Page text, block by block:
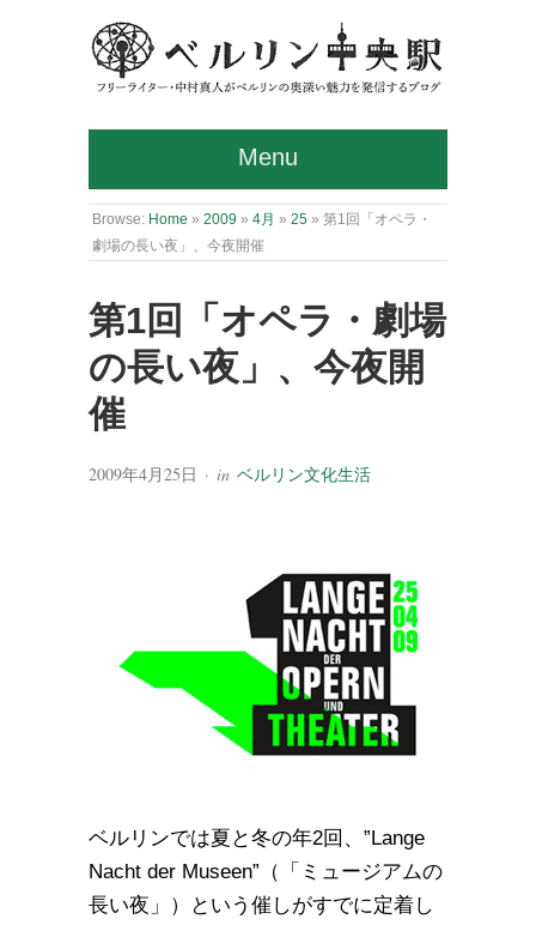
Menu
Browse: Home » 2009 » 4月 » 25 » 第1回「オペラ・
劇場の長い夜」、今夜開催
第1回「オペラ・劇場
の長い夜」、今夜開
催
2009年4月25日 · in ベルリン文化生活
ベルリンでは夏と冬の年2回、”Lange
Nacht der Museen”（「ミュージアムの
長い夜」）という催しがすでに定着し